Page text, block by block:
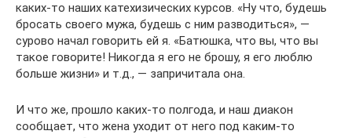
каких-то наших катехизических курсов. «Ну что, будешь
бросать своего мужа, будешь с ним разводиться», —
сурово начал говорить ей я. «Батюшка, что вы, что вы
такое говорите! Никогда я его не брошу, я его люблю
больше жизни» и т.д., — запричитала она.
И что же, прошло каких-то полгода, и наш диакон
сообщает, что жена уходит от него под каким-то